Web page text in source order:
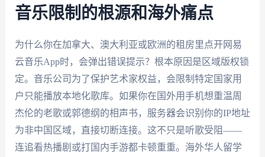
音乐限制的根源和海外痛点
为什么你在加拿大、澳大利亚或欧洲的租房里点开网易
云音乐App时，会弹出错误提示？根本原因是区域版权锁
定。音乐公司为了保护艺术家权益，会限制特定国家用
户只能播放本地化歌库。如果你在国外用手机想重温周
杰伦的老歌或郭德纲的相声书，服务器会识别你的IP地址
为非中国区域，直接切断连接。这不只是听歌受阻——
连追看热播剧或打国内手游都卡顿重重。海外华人留学